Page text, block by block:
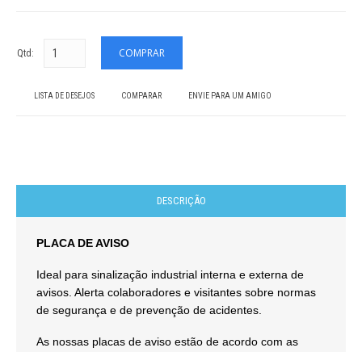
Qtd:
LISTA DE DESEJOS COMPARAR ENVIE PARA UM AMIGO
DESCRIÇÃO
PLACA DE AVISO
Ideal para sinalização industrial interna e externa de
avisos. Alerta colaboradores e visitantes sobre normas
de segurança e de prevenção de acidentes.
As nossas placas de aviso estão de acordo com as